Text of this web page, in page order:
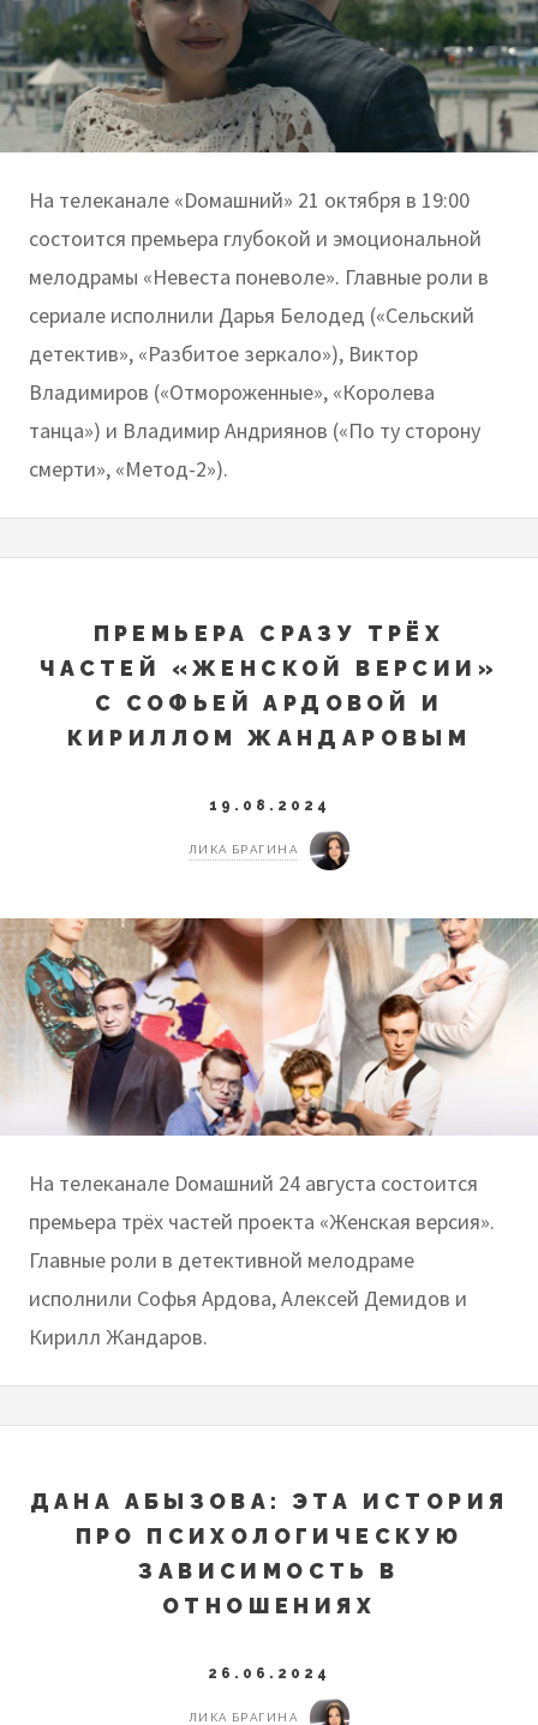
На телеканале «Dомашний» 21 октября в 19:00
состоится премьера глубокой и эмоциональной
мелодрамы «Невеста поневоле». Главные роли в
сериале исполнили Дарья Белодед («Сельский
детектив», «Разбитое зеркало»), Виктор
Владимиров («Отмороженные», «Королева
танца») и Владимир Андриянов («По ту сторону
смерти», «Метод-2»).
ПРЕМЬЕРА СРАЗУ ТРЁХ
ЧАСТЕЙ «ЖЕНСКОЙ ВЕРСИИ»
С СОФЬЕЙ АРДОВОЙ И
КИРИЛЛОМ ЖАНДАРОВЫМ
19.08.2024
ЛИКА БРАГИНА
На телеканале Dомашний 24 августа состоится
премьера трёх частей проекта «Женская версия».
Главные роли в детективной мелодраме
исполнили Софья Ардова, Алексей Демидов и
Кирилл Жандаров.
ДАНА АБЫЗОВА: ЭТА ИСТОРИЯ
ПРО ПСИХОЛОГИЧЕСКУЮ
ЗАВИСИМОСТЬ В
ОТНОШЕНИЯХ
26.06.2024
ЛИКА БРАГИНА